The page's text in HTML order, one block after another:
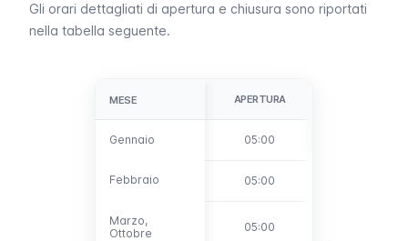
Gli orari dettagliati di apertura e chiusura sono riportati
nella tabella seguente.
MESE
Gennaio
Febbraio
Marzo,
Ottobre
MESE APERTURA
Gennaio 05:00
Febbraio 05:00
Marzo,
Ottobre
05:00